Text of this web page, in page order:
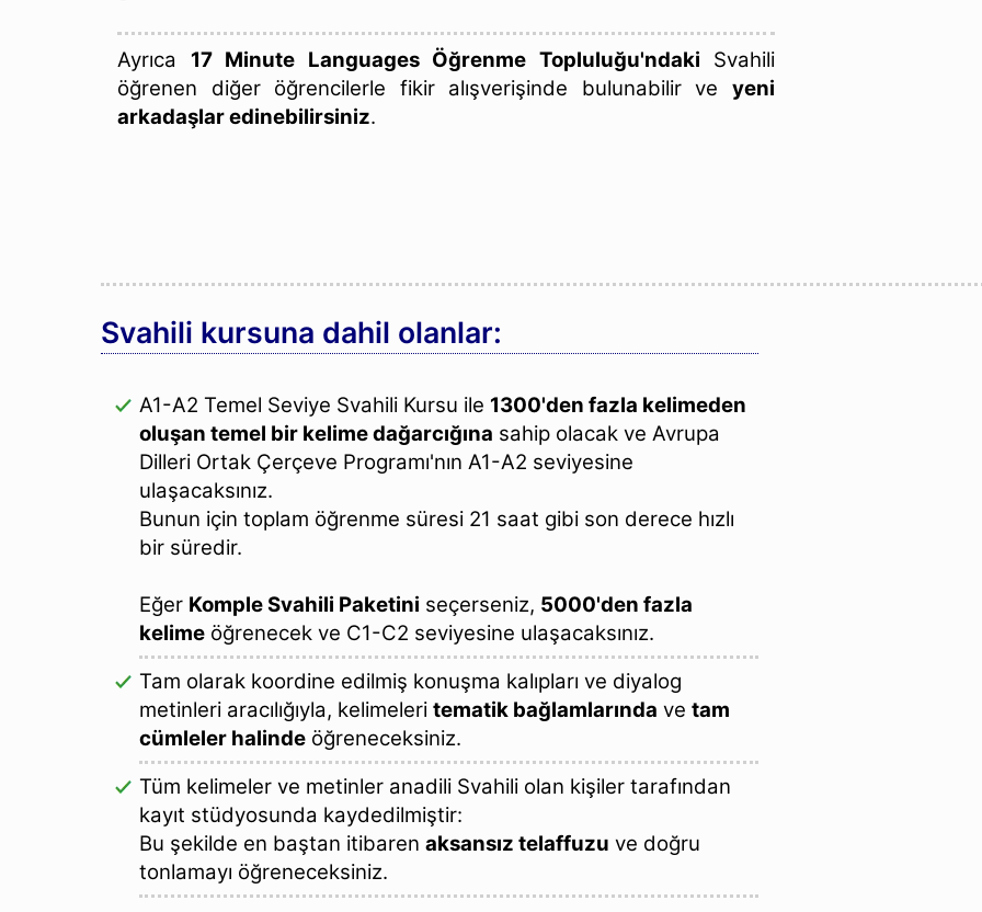
Ayrıca 17 Minute Languages Öğrenme Topluluğu'ndaki Svahili
öğrenen diğer öğrencilerle fikir alışverişinde bulunabilir ve yeni
arkadaşlar edinebilirsiniz.
Svahili kursuna dahil olanlar:
A1-A2 Temel Seviye Svahili Kursu ile 1300'den fazla kelimeden
oluşan temel bir kelime dağarcığına sahip olacak ve Avrupa
Dilleri Ortak Çerçeve Programı'nın A1-A2 seviyesine
ulaşacaksınız.
Bunun için toplam öğrenme süresi 21 saat gibi son derece hızlı
bir süredir.
Eğer Komple Svahili Paketini seçerseniz, 5000'den fazla
kelime öğrenecek ve C1-C2 seviyesine ulaşacaksınız.
Tam olarak koordine edilmiş konuşma kalıpları ve diyalog
metinleri aracılığıyla, kelimeleri tematik bağlamlarında ve tam
cümleler halinde öğreneceksiniz.
Tüm kelimeler ve metinler anadili Svahili olan kişiler tarafından
kayıt stüdyosunda kaydedilmiştir:
Bu şekilde en baştan itibaren aksansız telaffuzu ve doğru
tonlamayı öğreneceksiniz.